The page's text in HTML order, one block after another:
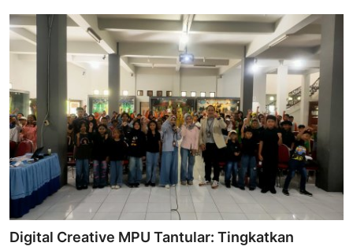
Digital Creative MPU Tantular: Tingkatkan